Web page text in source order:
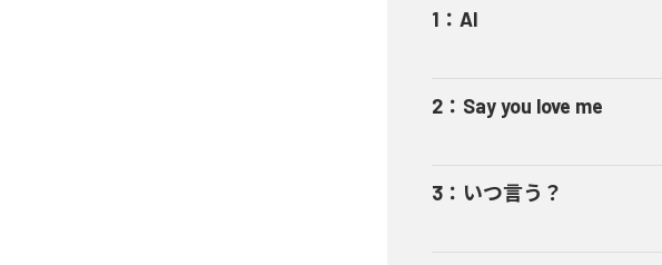
1 ： AI
2 ： Say you love me
3 ： いつ言う？